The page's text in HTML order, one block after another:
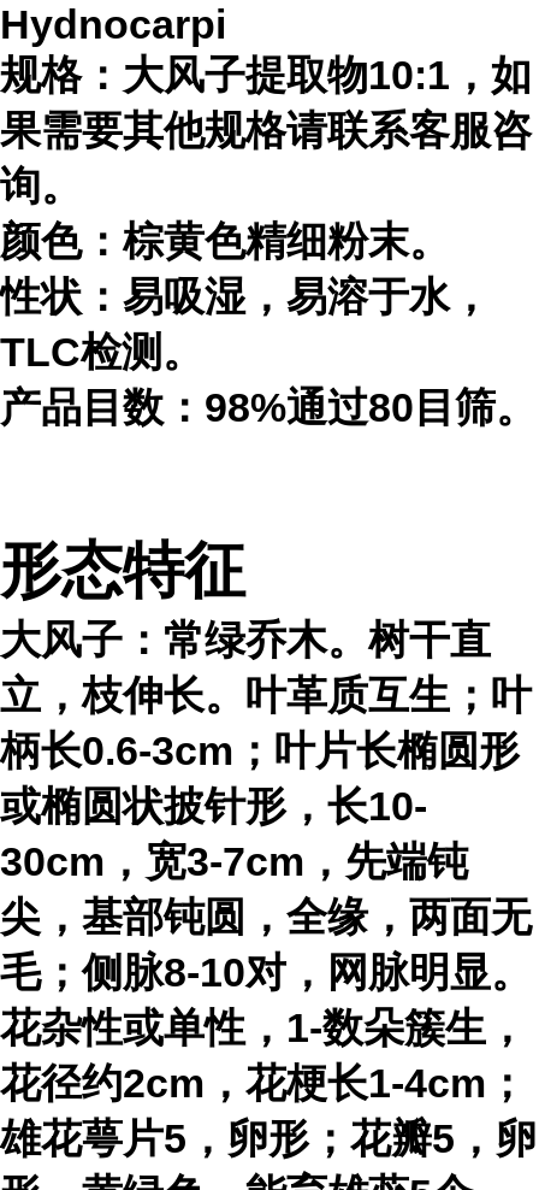
Hydnocarpi
规格：大风子提取物10:1，如
果需要其他规格请联系客服咨
询。
颜色：棕黄色精细粉末。
性状：易吸湿，易溶于水，
TLC检测。
产品目数：98%通过80目筛。
形态特征
大风子：常绿乔木。树干直
立，枝伸长。叶革质互生；叶
柄长0.6-3cm；叶片长椭圆形
或椭圆状披针形，长10-
30cm，宽3-7cm，先端钝
尖，基部钝圆，全缘，两面无
毛；侧脉8-10对，网脉明显。
花杂性或单性，1-数朵簇生，
花径约2cm，花梗长1-4cm；
雄花萼片5，卵形；花瓣5，卵